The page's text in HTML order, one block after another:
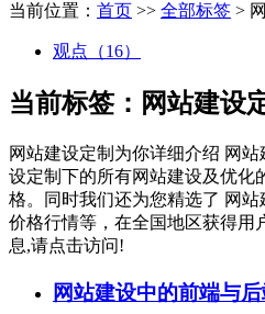
当前位置： 首页 >> 全部标签 >
观点（16）
当前标签： 网站建设
网站建设定制 为你详细介绍 网站
设定制 下的所有网站建设及优化
格。同时我们还为您精选了 网站
价格行情等，在全国地区获得用
息,请点击访问!
网站建设中的前端与